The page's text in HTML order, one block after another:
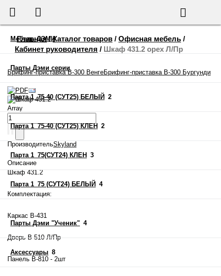
655-888Корзина
Мебель ДЭМИ
Парты Дэми серии
Парта 1_75-40 (СУТ25) БЕЛЫЙ 2
Парта 1_75-40 (СУТ25) КЛЕН 2
Парта 1_75(СУТ24) КЛЕН 3
Парта 1_75 (СУТ24) БЕЛЫЙ 4
Парты Дэми "Ученик" 4
Аксессуары 8
Поиск
Главная / Каталог товаров / Офисная мебель /
Кабинет руководителя / Шкаф 431.2 орех Л/Пр
Брифинг-приставка B-300 ВенгеБрифинг-приставка B-300 Бургунди
Шкаф 431.2
Array
ПроизводительSkyland
Описание
Шкаф 431.2
Комплектация:
Каркас В-431
Дверь В-510 Л/Пр
Панель В-810 - 2шт